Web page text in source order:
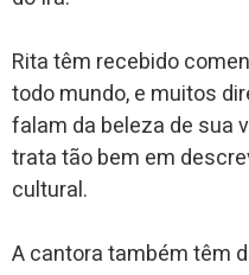
Rita têm recebido
todo mundo, e muitos
falam da beleza de sua
trata tão bem em
cultural.
A cantora também têm